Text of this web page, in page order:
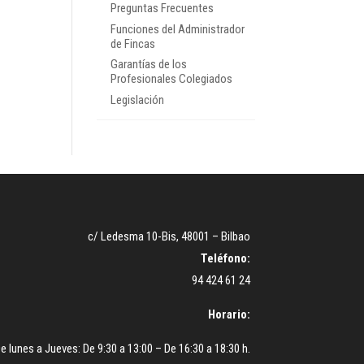
Preguntas Frecuentes
Funciones del Administrador
de Fincas
Garantías de los
Profesionales Colegiados
Legislación
c/ Ledesma 10-Bis, 48001 – Bilbao
Teléfono:
94 424 61 24
Horario:
lunes a Jueves: De 9:30 a 13:00 – De 16:30 a 18:30 h.